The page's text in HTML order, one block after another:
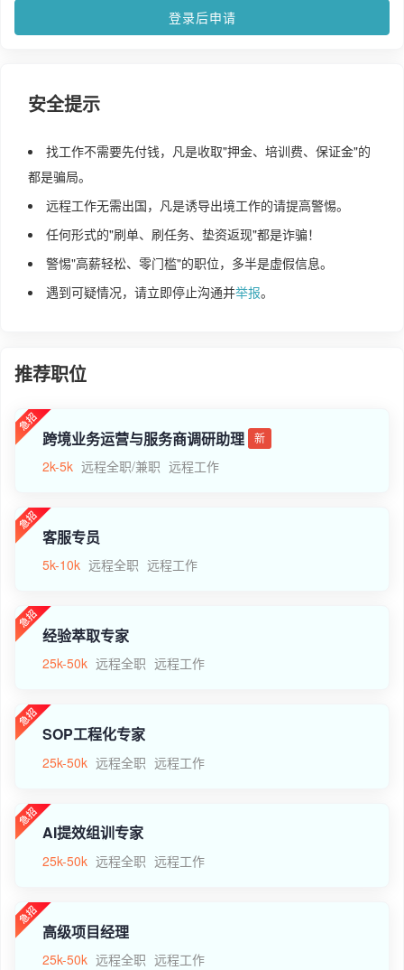
登录后申请
安全提示
找工作不需要先付钱，凡是收取"押金、培训费、保证金"的
都是骗局。
远程工作无需出国，凡是诱导出境工作的请提高警惕。
任何形式的"刷单、刷任务、垫资返现"都是诈骗！
警惕"高薪轻松、零门槛"的职位，多半是虚假信息。
遇到可疑情况，请立即停止沟通并举报。
推荐职位
跨境业务运营与服务商调研助理 新
2k-5k 远程全职/兼职 远程工作
客服专员
5k-10k 远程全职 远程工作
经验萃取专家
25k-50k 远程全职 远程工作
SOP工程化专家
25k-50k 远程全职 远程工作
AI提效组训专家
25k-50k 远程全职 远程工作
高级项目经理
25k-50k 远程全职 远程工作